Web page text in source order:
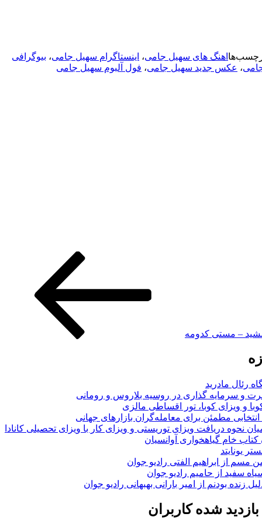
اهنگ های سهیل جامی، اینستاگرام سهیل جامی، بیوگرافی
، عکس جدید سهیل جامی، فول آلبوم سهیل جامی
– مستی کدومه
رئال مادرید
و سرمایه گذاری در روسیه بلاروس و رومانی
و ویزای کوبا، تور اقساطی مالزی
مطمئن برای معامله‌گران بازارهای جهانی
نحوه دریافت ویزای توریستی و ویزای کار با ویزای تحصیلی کانادا
کتاب خام گیاهخواری آوانسیان
یونایتد
مسم از ابراهیم الفتی رادیو جوان
سفید از حامیم رادیو جوان
زنده بودنم از امیر بارانی بهبهانی رادیو جوان
شده کاربران